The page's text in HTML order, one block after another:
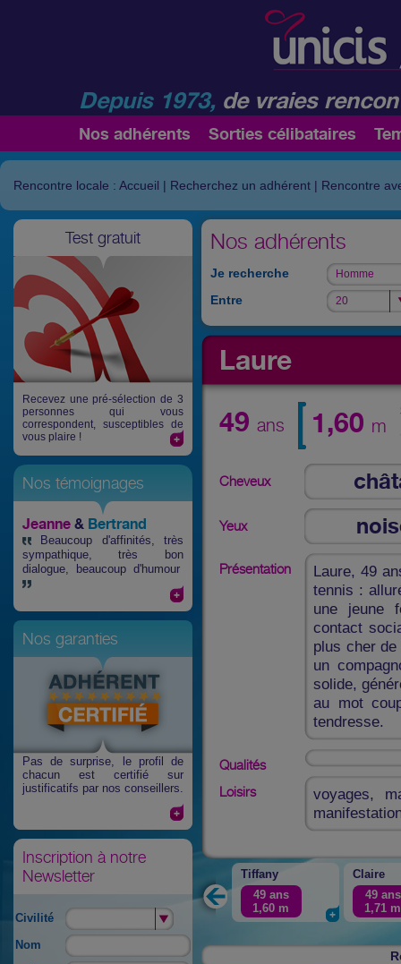
Depuis 1973, de vraies
Nos adhérents Sorties célibataires
Rencontre locale : Accueil | Recherchez un adhérent | Rencontre
Test gratuit
Recevez une pré-sélection de 3
personnes qui vous
correspondent, susceptibles de
vous plaire !
Nos témoignages
Jeanne & Bertrand
Beaucoup d'affinités, très
sympathique, très bon
dialogue, beaucoup d'humour
Nos garanties
Pas de surprise, le profil de
chacun est certifié sur
justificatifs par nos conseillers.
Inscription à notre
Newsletter
Civilité
Nom
Nos adhérents
Je recherche Homme
Homme
Entre 20
20
Laure
49 ans 1,60 m
Cheveux
Yeux
Présentation
Laure, 49
tennis :
une jeune
contact
plus cher
un
solide,
au mot
tendresse.
Qualités
Loisirs
voyages,
Tiffany
49 ans
1,60 m
Claire
49 ans
1,71 m